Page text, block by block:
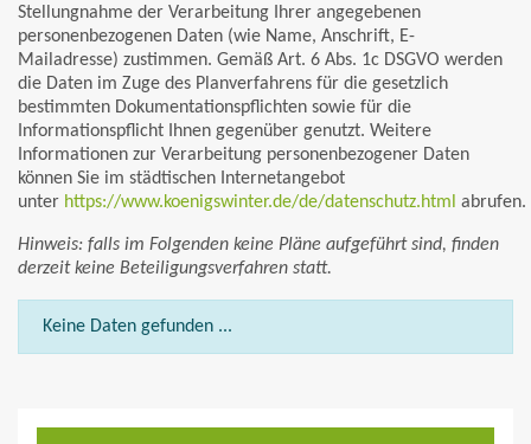
Stellungnahme der Verarbeitung Ihrer angegebenen
personenbezogenen Daten (wie Name, Anschrift, E-
Mailadresse) zustimmen. Gemäß Art. 6 Abs. 1c DSGVO werden
die Daten im Zuge des Planverfahrens für die gesetzlich
bestimmten Dokumentationspflichten sowie für die
Informationspflicht Ihnen gegenüber genutzt. Weitere
Informationen zur Verarbeitung personenbezogener Daten
können Sie im städtischen Internetangebot
unter https://www.koenigswinter.de/de/datenschutz.html abrufen.
Hinweis: falls im Folgenden keine Pläne aufgeführt sind, finden
derzeit keine Beteiligungsverfahren statt.
Keine Daten gefunden ...